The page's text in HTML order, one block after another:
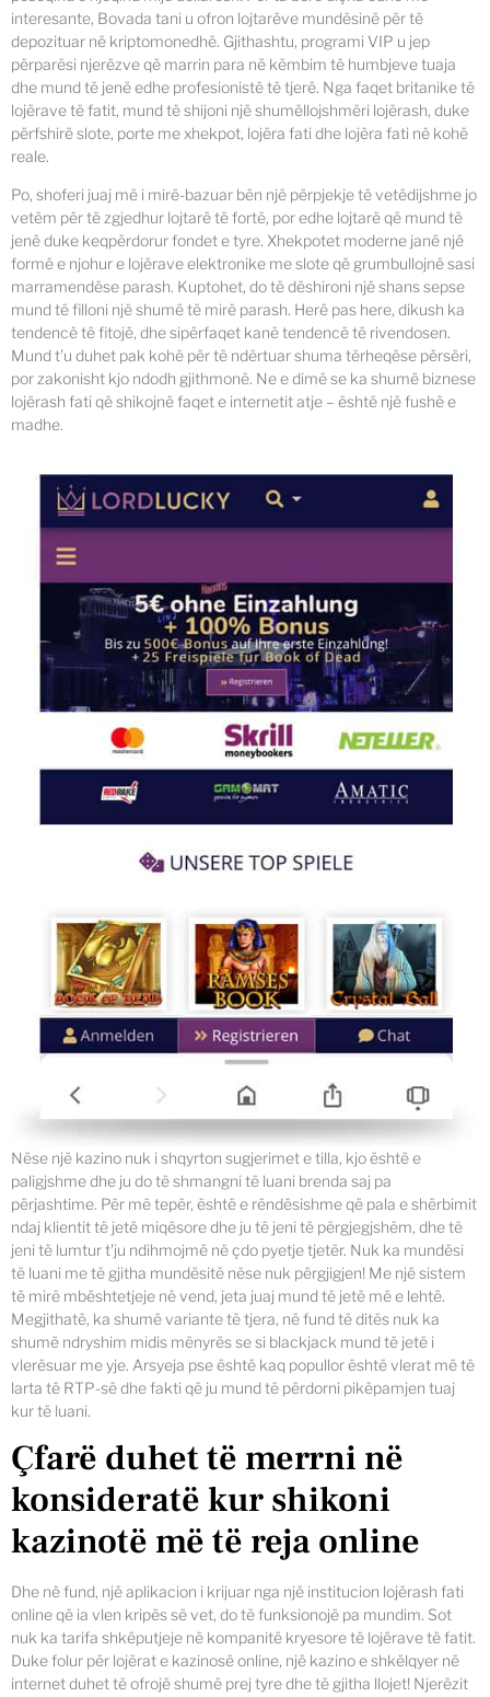
interesante, Bovada tani u ofron lojtarëve mundësinë për të
depozituar në kriptomonedhë. Gjithashtu, programi VIP u jep
përparësi njerëzve që marrin para në këmbim të humbjeve tuaja
dhe mund të jenë edhe profesionistë të tjerë. Nga faqet britanike të
lojërave të fatit, mund të shijoni një shumëllojshmëri lojërash, duke
përfshirë slote, porte me xhekpot, lojëra fati dhe lojëra fati në kohë
reale.
Po, shoferi juaj më i mirë-bazuar bën një përpjekje të vetëdijshme jo
vetëm për të zgjedhur lojtarë të fortë, por edhe lojtarë që mund të
jenë duke keqpërdorur fondet e tyre. Xhekpotet moderne janë një
formë e njohur e lojërave elektronike me slote që grumbullojnë sasi
marramendëse parash. Kuptohet, do të dëshironi një shans sepse
mund të filloni një shumë të mirë parash. Herë pas here, dikush ka
tendencë të fitojë, dhe sipërfaqet kanë tendencë të rivendosen.
Mund t'u duhet pak kohë për të ndërtuar shuma tërheqëse përsëri,
por zakonisht kjo ndodh gjithmonë. Ne e dimë se ka shumë biznese
lojërash fati që shikojnë faqet e internetit atje – është një fushë e
madhe.
Nëse një kazino nuk i shqyrton sugjerimet e tilla, kjo është e
paligjshme dhe ju do të shmangni të luani brenda saj pa
përjashtime. Për më tepër, është e rëndësishme që pala e shërbimit
ndaj klientit të jetë miqësore dhe ju të jeni të përgjegjshëm, dhe të
jeni të lumtur t'ju ndihmojmë në çdo pyetje tjetër. Nuk ka mundësi
të luani me të gjitha mundësitë nëse nuk përgjigjen! Me një sistem
të mirë mbështetjeje në vend, jeta juaj mund të jetë më e lehtë.
Megjithatë, ka shumë variante të tjera, në fund të ditës nuk ka
shumë ndryshim midis mënyrës se si blackjack mund të jetë i
vlerësuar me yje. Arsyeja pse është kaq popullor është vlerat më të
larta të RTP-së dhe fakti që ju mund të përdorni pikëpamjen tuaj
kur të luani.
Çfarë duhet të merrni në
konsideratë kur shikoni
kazinotë më të reja online
Dhe në fund, një aplikacion i krijuar nga një institucion lojërash fati
online që ia vlen kripës së vet, do të funksionojë pa mundim. Sot
nuk ka tarifa shkëputjeje në kompanitë kryesore të lojërave të fatit.
Duke folur për lojërat e kazinosë online, një kazino e shkëlqyer në
internet duhet të ofrojë shumë prej tyre dhe të gjitha llojet! Njerëzit